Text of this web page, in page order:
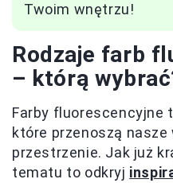
Twoim wnętrzu!
Rodzaje farb
– którą
Farby fluorescencyjne
które przenoszą
przestrzenie. Jak już
tematu to odkryj